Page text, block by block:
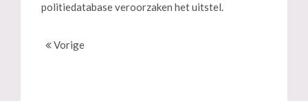
politiedatabase veroorzaken het uitstel.
Vorige